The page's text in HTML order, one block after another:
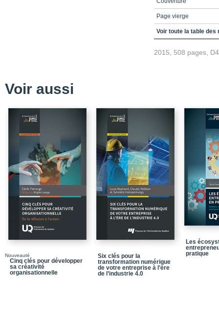
Page vierge
Page vierge
Voir toute la table des
2015, 508 pages,
Voir aussi
Nouveauté
Cinq clés pour développer
sa créativité
organisationnelle
Six clés pour la
transformation numérique
de votre entreprise à l’ère
de l’industrie 4.0
Les
pratique